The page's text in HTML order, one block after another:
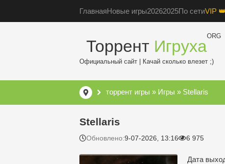
ГлавнаяНовые игры20262025По сетиVIP 👑
Торрент Игруха
ORG
Официальный сайт | Качай сколько влезет ;)
торрент игры » Игры » Stellaris
Stellaris
Обновлено:9-07-2026, 13:16 6 975
Дата